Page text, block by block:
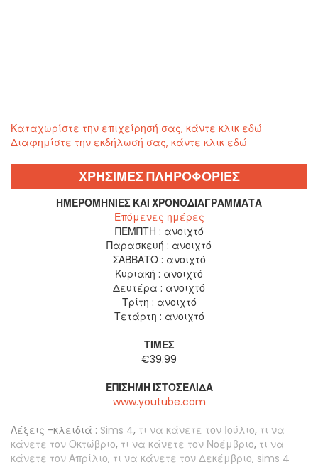
Καταχωρίστε την επιχείρησή σας, κάντε κλικ εδώ
Διαφημίστε την εκδήλωσή σας, κάντε κλικ εδώ
ΧΡΗΣΙΜΕΣ ΠΛΗΡΟΦΟΡΙΕΣ
ΗΜΕΡΟΜΗΝΊΕΣ ΚΑΙ ΧΡΟΝΟΔΙΑΓΡΆΜΜΑΤΑ
Επόμενες ημέρες
ΠΕΜΠΤΗ : ανοιχτό
Παρασκευή : ανοιχτό
ΣΑΒΒΑΤΟ : ανοιχτό
Κυριακή : ανοιχτό
Δευτέρα : ανοιχτό
Τρίτη : ανοιχτό
Τετάρτη : ανοιχτό
ΤΙΜΈΣ
€39.99
ΕΠΊΣΗΜΗ ΙΣΤΟΣΕΛΊΔΑ
www.youtube.com
Λέξεις -κλειδιά : Sims 4, τι να κάνετε τον Ιούλιο, τι να
κάνετε τον Οκτώβριο, τι να κάνετε τον Νοέμβριο, τι να
κάνετε τον Απρίλιο, τι να κάνετε τον Δεκέμβριο, sims 4